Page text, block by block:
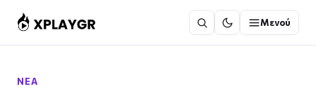
στο
περιεχόμενο
Μενού
ΝΈΑ